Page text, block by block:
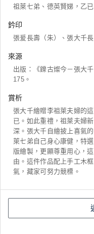
祖萊七弟、德英賢娣，乙
鈐印
張爰長壽（朱）、張大千
來源
出版：《鑠古燦今－張大
175。
賞析
張大千繪贈李祖萊夫婦的
已。如此重禮，祖萊夫婦
深。張大千自繪披上喜氣
萊七弟自己身心康健，特
版繪製，更顯尊重用心，
由。這件作品配上手工木
氣，藏家可努力競標。